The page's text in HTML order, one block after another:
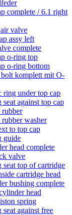
complete / 6.1 right
valve
assy left
complete
o-ring top
o-ring bottom
komplett mit O-
under top cap
against top cap
washer
to top cap
guide
head complete
valve
top of cartridge
cartridge head
bushing complete
head
spring
against free